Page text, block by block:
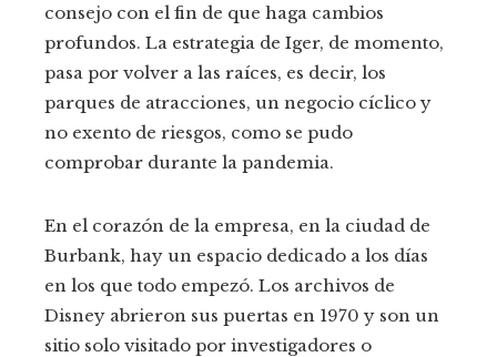
consejo con el fin de que haga cambios
profundos. La estrategia de Iger, de momento,
pasa por volver a las raíces, es decir, los
parques de atracciones, un negocio cíclico y
no exento de riesgos, como se pudo
comprobar durante la pandemia.
En el corazón de la empresa, en la ciudad de
Burbank, hay un espacio dedicado a los días
en los que todo empezó. Los archivos de
Disney abrieron sus puertas en 1970 y son un
sitio solo visitado por investigadores o